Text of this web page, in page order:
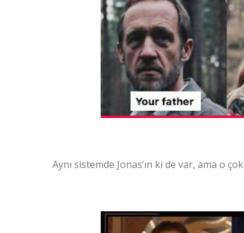
Aynı sistemde Jonas’ın ki de var, ama o